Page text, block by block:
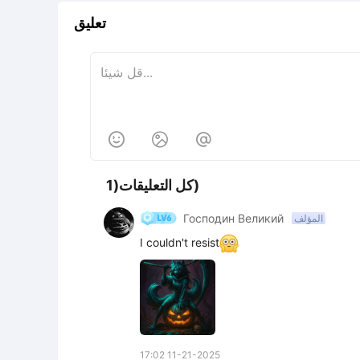
تعليق
  
كل التعليقات(1)
Господин Великий المؤلف
I couldn't resist
17:02 11-21-2025